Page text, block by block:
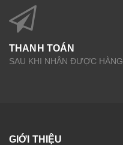
THANH TOÁN
SAU KHI NHẬN ĐƯỢC HÀNG
GIỚI THIỆU